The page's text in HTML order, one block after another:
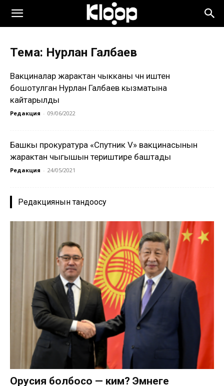
Тема: Нурлан Галбаев
Вакциналар жарактан чыкканы үчүн иштен
бошотулган Нурлан Галбаев кызматына
кайтарылды
Редакция - 09/06/2022
Башкы прокуратура «Спутник V» вакцинасынын
жарактан чыгышын териштире баштады
Редакция - 24/05/2021
Редакциянын тандоосу
Орусия болбосо — ким? Эмнеге